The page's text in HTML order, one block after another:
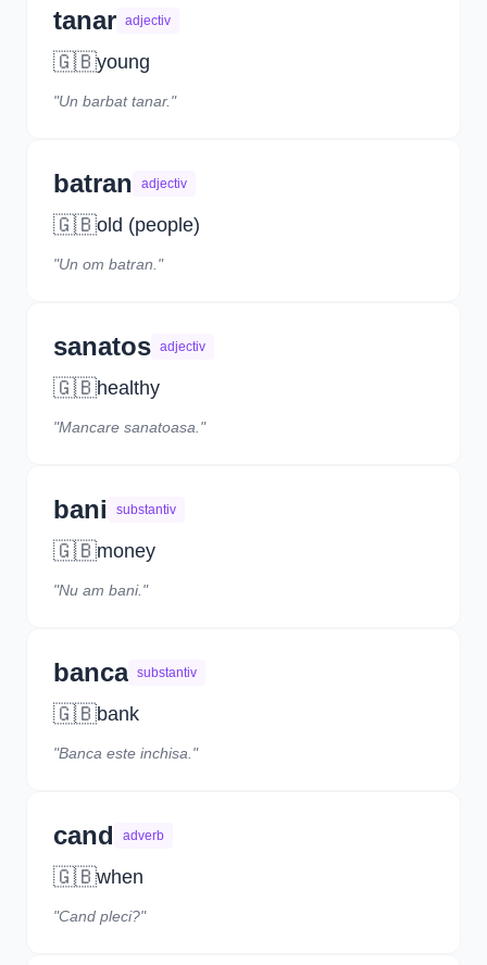
tanar adjectiv
🇬🇧young
"Un barbat tanar."
batran adjectiv
🇬🇧old (people)
"Un om batran."
sanatos adjectiv
🇬🇧healthy
"Mancare sanatoasa."
bani substantiv
🇬🇧money
"Nu am bani."
banca substantiv
🇬🇧bank
"Banca este inchisa."
cand adverb
🇬🇧when
"Cand pleci?"